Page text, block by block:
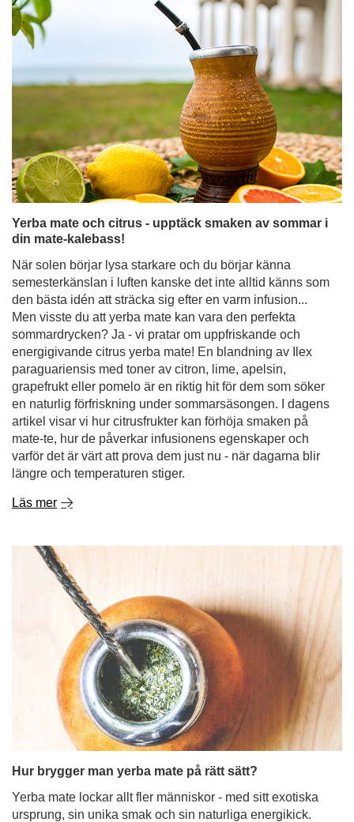
Yerba mate och citrus - upptäck smaken av sommar i
din mate-kalebass!
När solen börjar lysa starkare och du börjar känna
semesterkänslan i luften kanske det inte alltid känns som
den bästa idén att sträcka sig efter en varm infusion...
Men visste du att yerba mate kan vara den perfekta
sommardrycken? Ja - vi pratar om uppfriskande och
energigivande citrus yerba mate! En blandning av Ilex
paraguariensis med toner av citron, lime, apelsin,
grapefrukt eller pomelo är en riktig hit för dem som söker
en naturlig förfriskning under sommarsäsongen. I dagens
artikel visar vi hur citrusfrukter kan förhöja smaken på
mate-te, hur de påverkar infusionens egenskaper och
varför det är värt att prova dem just nu - när dagarna blir
längre och temperaturen stiger.
Läs mer
Hur brygger man yerba mate på rätt sätt?
Yerba mate lockar allt fler människor - med sitt exotiska
ursprung, sin unika smak och sin naturliga energikick.